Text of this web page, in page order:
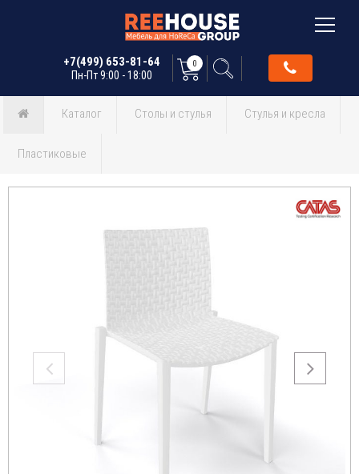
+7(499) 653-81-64
Пн-Пт 9:00 - 18:00
0
Каталог Столы и стулья Стулья и кресла
Пластиковые